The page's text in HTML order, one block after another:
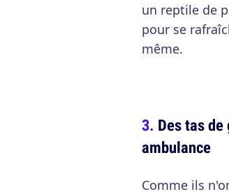
un reptile de
pour se
même.
Des tas
ambulance
Comme ils